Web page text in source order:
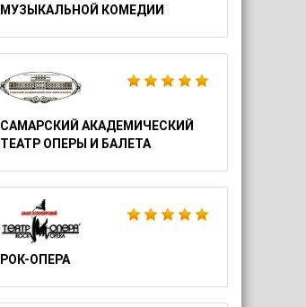
МУЗЫКАЛЬНОЙ КОМЕДИИ
САМАРСКИЙ АКАДЕМИЧЕСКИЙ
ТЕАТР ОПЕРЫ И БАЛЕТА
РОК-ОПЕРА